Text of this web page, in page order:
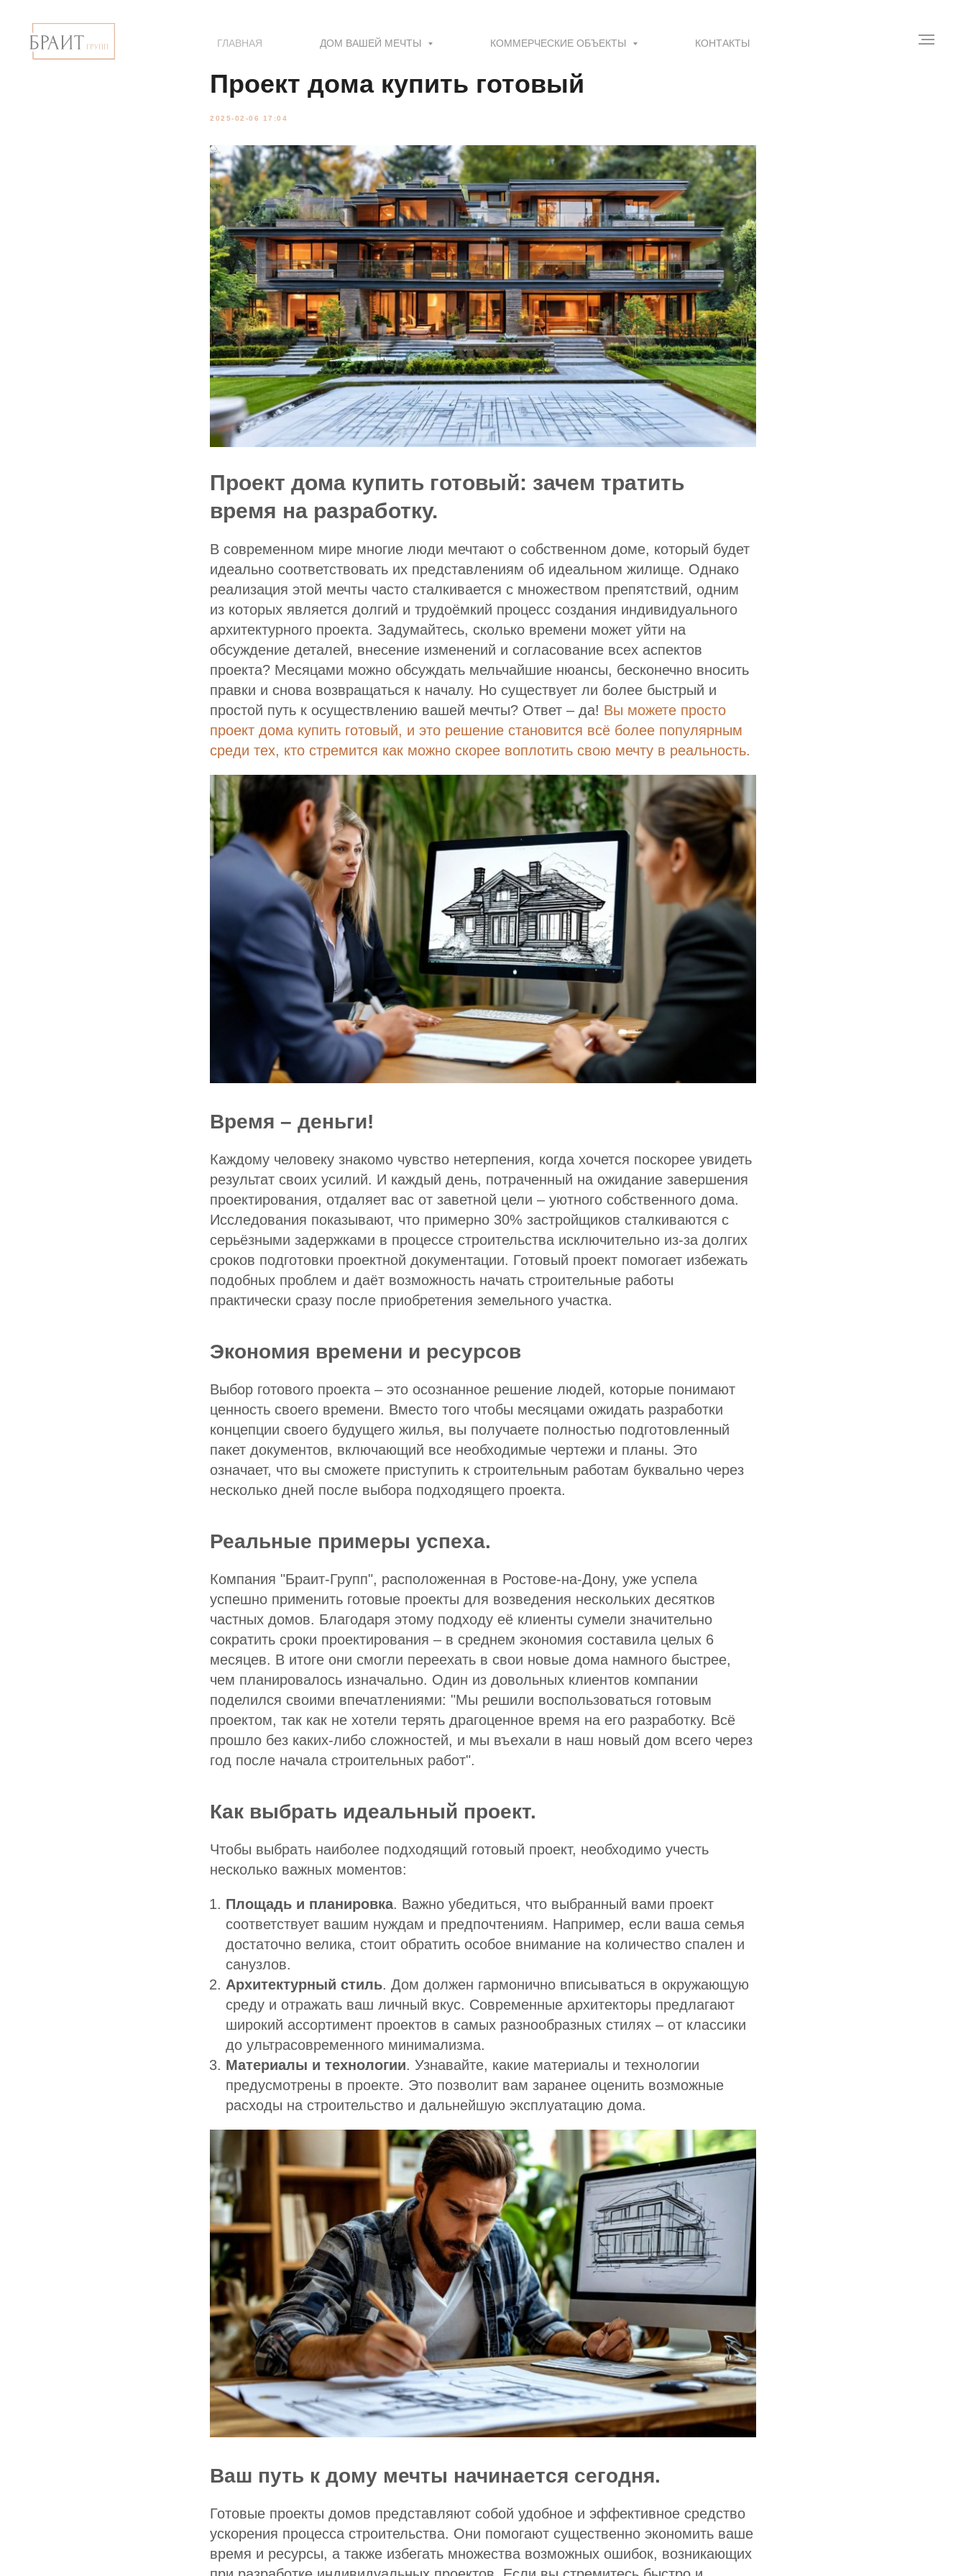
ГЛАВНАЯ ДОМ ВАШЕЙ МЕЧТЫ КОММЕРЧЕСКИЕ ОБЪЕКТЫ КОНТАКТЫ
Проект дома купить готовый
2025-02-06 17:04
Проект дома купить готовый: зачем тратить
время на разработку.
В современном мире многие люди мечтают о собственном доме, который будет
идеально соответствовать их представлениям об идеальном жилище. Однако
реализация этой мечты часто сталкивается с множеством препятствий, одним
из которых является долгий и трудоёмкий процесс создания индивидуального
архитектурного проекта. Задумайтесь, сколько времени может уйти на
обсуждение деталей, внесение изменений и согласование всех аспектов
проекта? Месяцами можно обсуждать мельчайшие нюансы, бесконечно вносить
правки и снова возвращаться к началу. Но существует ли более быстрый и
простой путь к осуществлению вашей мечты? Ответ – да! Вы можете просто
проект дома купить готовый, и это решение становится всё более популярным
среди тех, кто стремится как можно скорее воплотить свою мечту в реальность.
Время – деньги!
Каждому человеку знакомо чувство нетерпения, когда хочется поскорее увидеть
результат своих усилий. И каждый день, потраченный на ожидание завершения
проектирования, отдаляет вас от заветной цели – уютного собственного дома.
Исследования показывают, что примерно 30% застройщиков сталкиваются с
серьёзными задержками в процессе строительства исключительно из-за долгих
сроков подготовки проектной документации. Готовый проект помогает избежать
подобных проблем и даёт возможность начать строительные работы
практически сразу после приобретения земельного участка.
Экономия времени и ресурсов
Выбор готового проекта – это осознанное решение людей, которые понимают
ценность своего времени. Вместо того чтобы месяцами ожидать разработки
концепции своего будущего жилья, вы получаете полностью подготовленный
пакет документов, включающий все необходимые чертежи и планы. Это
означает, что вы сможете приступить к строительным работам буквально через
несколько дней после выбора подходящего проекта.
Реальные примеры успеха.
Компания "Браит-Групп", расположенная в Ростове-на-Дону, уже успела
успешно применить готовые проекты для возведения нескольких десятков
частных домов. Благодаря этому подходу её клиенты сумели значительно
сократить сроки проектирования – в среднем экономия составила целых 6
месяцев. В итоге они смогли переехать в свои новые дома намного быстрее,
чем планировалось изначально. Один из довольных клиентов компании
поделился своими впечатлениями: "Мы решили воспользоваться готовым
проектом, так как не хотели терять драгоценное время на его разработку. Всё
прошло без каких-либо сложностей, и мы въехали в наш новый дом всего через
год после начала строительных работ".
Как выбрать идеальный проект.
Чтобы выбрать наиболее подходящий готовый проект, необходимо учесть
несколько важных моментов:
Площадь и планировка. Важно убедиться, что выбранный вами проект
соответствует вашим нуждам и предпочтениям. Например, если ваша семья
достаточно велика, стоит обратить особое внимание на количество спален и
санузлов.
Архитектурный стиль. Дом должен гармонично вписываться в окружающую
среду и отражать ваш личный вкус. Современные архитекторы предлагают
широкий ассортимент проектов в самых разнообразных стилях – от классики
до ультрасовременного минимализма.
Материалы и технологии. Узнавайте, какие материалы и технологии
предусмотрены в проекте. Это позволит вам заранее оценить возможные
расходы на строительство и дальнейшую эксплуатацию дома.
Ваш путь к дому мечты начинается сегодня.
Готовые проекты домов представляют собой удобное и эффективное средство
ускорения процесса строительства. Они помогают существенно экономить ваше
время и ресурсы, а также избегать множества возможных ошибок, возникающих